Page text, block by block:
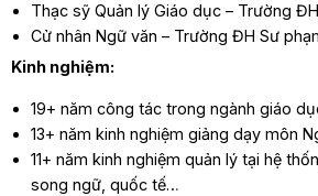
Thạc sỹ Quản lý Giáo dục – Trường
Cử nhân Ngữ văn – Trường ĐH Sư
Kinh nghiệm:
19+ năm công tác trong ngành giáo
13+ năm kinh nghiệm giảng dạy môn
11+ năm kinh nghiệm quản lý tại hệ
song ngữ, quốc tế…